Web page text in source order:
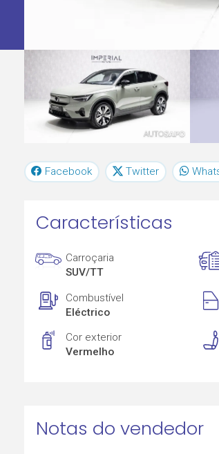
Facebook Twitter
Características
Carroçaria
SUV/TT
Combustível
Eléctrico
Cor exterior
Vermelho
Notas do vendedor